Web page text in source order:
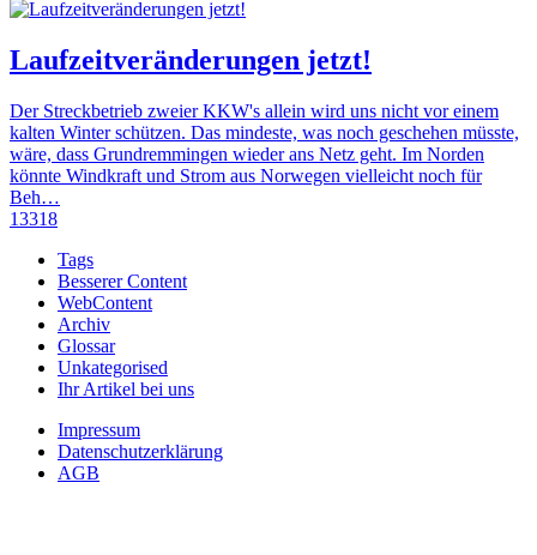
Laufzeitveränderungen jetzt!
Der Streckbetrieb zweier KKW's allein wird uns nicht vor einem
kalten Winter schützen. Das mindeste, was noch geschehen müsste,
wäre, dass Grundremmingen wieder ans Netz geht. Im Norden
könnte Windkraft und Strom aus Norwegen vielleicht noch für
Beh…
13318
Tags
Besserer Content
WebContent
Archiv
Glossar
Unkategorised
Ihr Artikel bei uns
Impressum
Datenschutzerklärung
AGB